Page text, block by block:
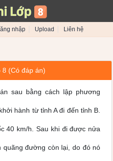
nhập Upload Liên hệ
(Có đáp án)
sau bằng cách lập phương
hành từ tỉnh A đi đến tỉnh B.
40 km/h. Sau khi đi được nửa
đường còn lại, do đó nó